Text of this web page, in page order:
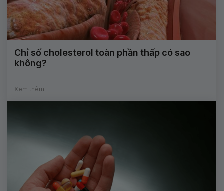
Chỉ số cholesterol toàn phần thấp có sao
không?
Xem thêm